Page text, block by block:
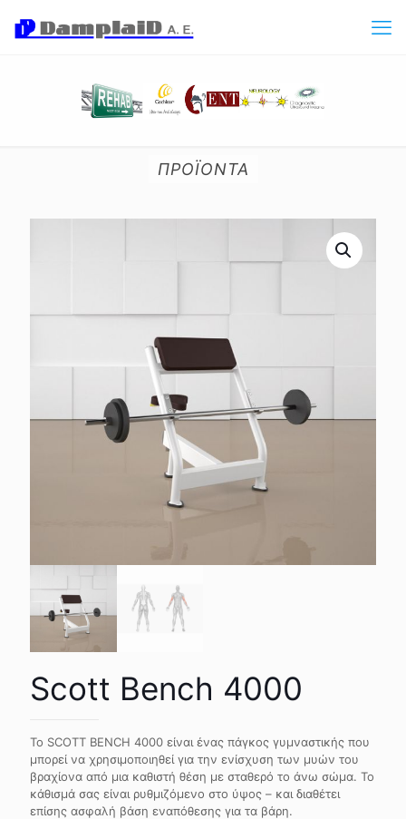
ΠΡΟΪΟΝΤΑ
Scott Bench 4000
Το SCOTT BENCH 4000 είναι ένας πάγκος γυμναστικής που
μπορεί να χρησιμοποιηθεί για την ενίσχυση των μυών του
βραχίονα από μια καθιστή θέση με σταθερό το άνω σώμα. Το
κάθισμά σας είναι ρυθμιζόμενο στο ύψος – και διαθέτει
επίσης ασφαλή βάση εναπόθεσης για τα βάρη.